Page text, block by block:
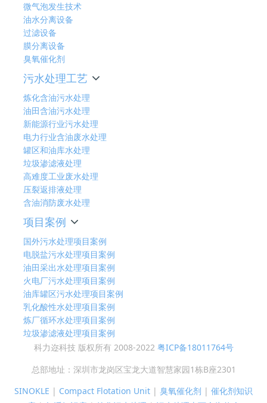
微气泡发生技术
油水分离设备
过滤设备
膜分离设备
臭氧催化剂
污水处理工艺
炼化含油污水处理
油田含油污水处理
新能源行业污水处理
电力行业含油废水处理
罐区和油库水处理
垃圾渗滤液处理
高难度工业废水处理
压裂返排液处理
含油消防废水处理
项目案例
国外污水处理项目案例
电脱盐污水处理项目案例
油田采出水处理项目案例
火电厂污水处理项目案例
油库罐区污水处理项目案例
乳化酸性水处理项目案例
炼厂循环水处理项目案例
垃圾渗滤液处理项目案例
科力迩科技 版权所有 2008-2022 粤ICP备18011764号
总部地址：深圳市龙岗区宝龙大道智慧家园1栋B座2301
SINOKLE | Compact Flotation Unit | 臭氧催化剂 | 催化剂知识